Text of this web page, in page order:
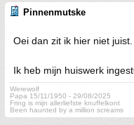
Pinnenmutske
Oei dan zit ik hier niet
Ik heb mijn huiswerk
Werewolf
Papa 15/11/1950 - 29/08/2025
Fring is mijn allerliefste knuffelkont
Been haunted by a million screams